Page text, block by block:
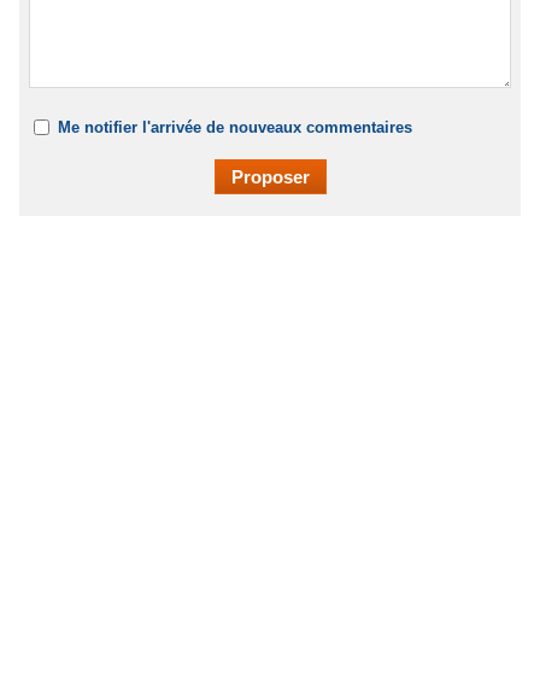
Me notifier l'arrivée de nouveaux commentaires